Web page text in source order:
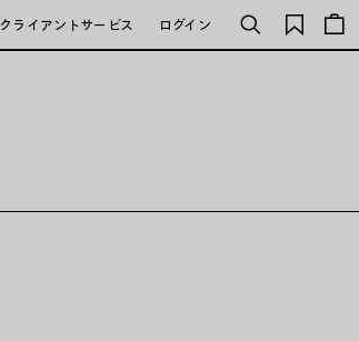
クライアントサービス ログイン
検
索
保
存